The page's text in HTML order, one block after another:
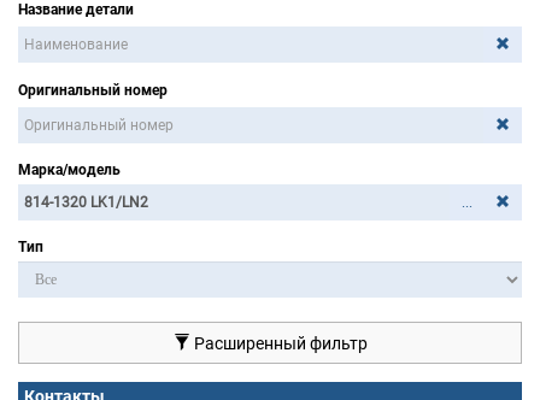
Название детали
Оригинальный номер
Марка/модель
...
Тип
Расширенный фильтр